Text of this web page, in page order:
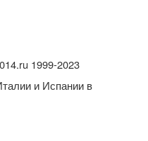
1999-2023
и Испании в